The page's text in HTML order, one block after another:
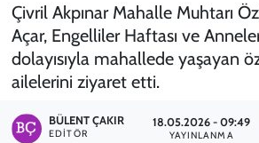
Çivril Akpınar Mahalle Muhtarı
Açar, Engelliler Haftası ve
dolayısıyla mahallede yaşayan
ailelerini ziyaret etti.
BÜLENT ÇAKIR
EDITÖR
18.05.2026 - 09:49
YAYINLANMA